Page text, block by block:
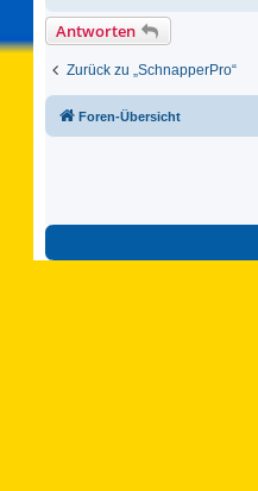
Antworten
Zurück zu „SchnapperPro“
Foren-Übersicht